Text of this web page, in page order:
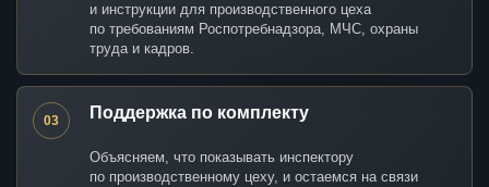
и инструкции для производственного цеха
по требованиям Роспотребнадзора, МЧС, охраны
труда и кадров.
03 Поддержка по комплекту
Объясняем, что показывать инспектору
по производственному цеху, и остаемся на связи